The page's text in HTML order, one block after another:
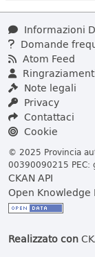
Informazioni
Domande
Atom Feed
Note legali
Privacy
Contattaci
Cookie
© 2025 Provincia
00390090215 PEC:
CKAN API
Open Knowledge
Realizzato con